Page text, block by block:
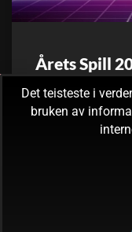
Årets Spill
2021 – for et år,
arbeidsledig,
er alle i jobb og to
Det teisteste i
bruken av